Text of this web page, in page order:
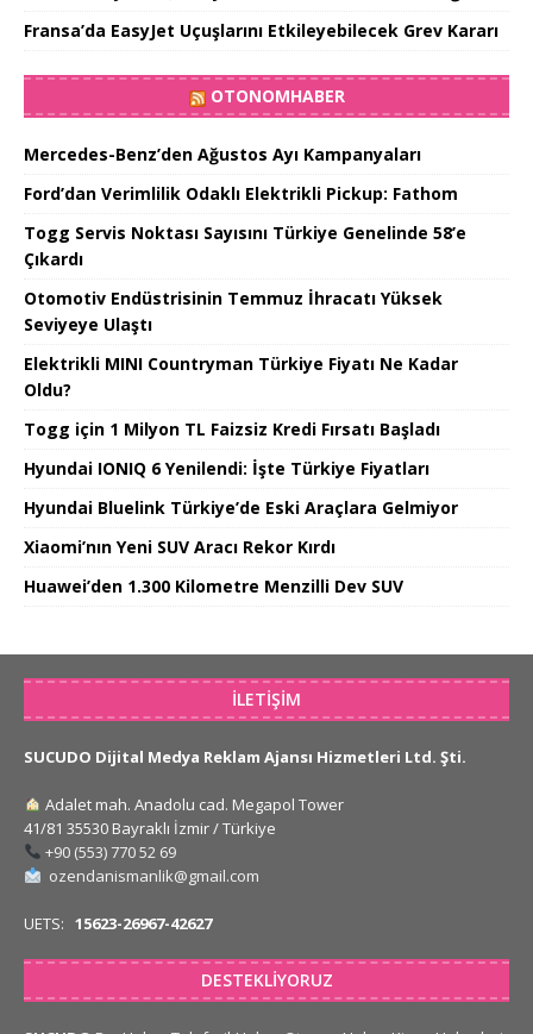
Fransa’da EasyJet Uçuşlarını Etkileyebilecek Grev Kararı
OTONOMHABER
Mercedes-Benz’den Ağustos Ayı Kampanyaları
Ford’dan Verimlilik Odaklı Elektrikli Pickup: Fathom
Togg Servis Noktası Sayısını Türkiye Genelinde 58’e
Çıkardı
Otomotiv Endüstrisinin Temmuz İhracatı Yüksek
Seviyeye Ulaştı
Elektrikli MINI Countryman Türkiye Fiyatı Ne Kadar
Oldu?
Togg için 1 Milyon TL Faizsiz Kredi Fırsatı Başladı
Hyundai IONIQ 6 Yenilendi: İşte Türkiye Fiyatları
Hyundai Bluelink Türkiye’de Eski Araçlara Gelmiyor
Xiaomi’nın Yeni SUV Aracı Rekor Kırdı
Huawei’den 1.300 Kilometre Menzilli Dev SUV
İLETIŞIM
SUCUDO Dijital Medya Reklam Ajansı Hizmetleri Ltd. Şti.
Adalet mah. Anadolu cad. Megapol Tower
41/81 35530 Bayraklı İzmir / Türkiye
+90 (553) 770 52 69
ozendanismanlik@gmail.com
UETS: 15623-26967-42627
DESTEKLIYORUZ